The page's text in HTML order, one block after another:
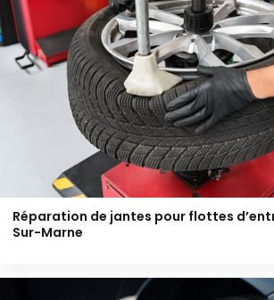
Réparation de jantes pour flottes
Sur-Marne